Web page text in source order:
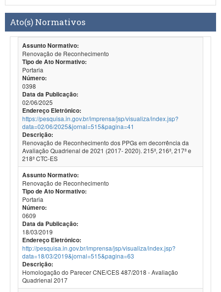
Ato(s) Normativos
Assunto Normativo:
Renovação de Reconhecimento
Tipo de Ato Normativo:
Portaria
Número:
0398
Data da Publicação:
02/06/2025
Endereço Eletrônico:
https://pesquisa.in.gov.br/imprensa/jsp/visualiza/index.jsp?
data=02/06/2025&jornal=515&pagina=41
Descrição:
Renovação de Reconhecimento dos PPGs em decorrência da
Avaliação Quadrienal de 2021 (2017- 2020). 215ª, 216ª, 217ª e
218ª CTC-ES
Assunto Normativo:
Renovação de Reconhecimento
Tipo de Ato Normativo:
Portaria
Número:
0609
Data da Publicação:
18/03/2019
Endereço Eletrônico:
http://pesquisa.in.gov.br/imprensa/jsp/visualiza/index.jsp?
data=18/03/2019&jornal=515&pagina=63
Descrição:
Homologação do Parecer CNE/CES 487/2018 - Avaliação
Quadrienal 2017